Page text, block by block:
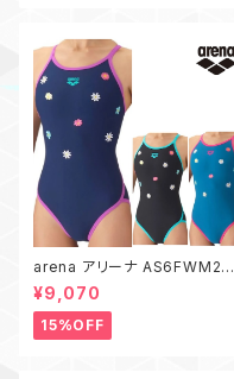
arena アリーナ AS6FWM27L
お花 刺繍 タフスーツ 練習用水
着 レディース 水泳 競泳 トレー
ニングワンピース
¥9,070
15%OFF